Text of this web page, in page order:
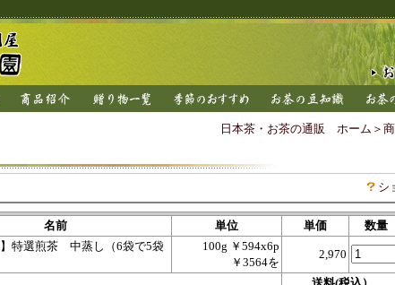
日本茶・お茶の通販 ホーム ＞
シ
名前 単位 単価
数量
】特選煎茶 中蒸し（6袋で5袋
100g ￥594x6p
￥3564を
2,970